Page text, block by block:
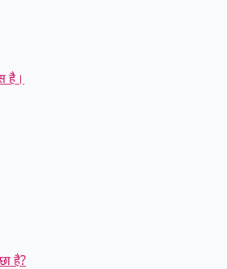
है।
है?